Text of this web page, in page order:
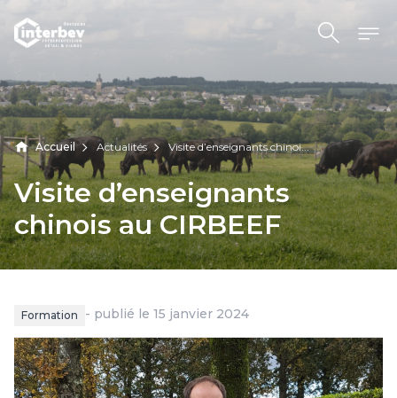
Aller au contenu
Accueil Actualités Visite d’enseignants chinoi...
Visite d’enseignants
chinois au CIRBEEF
Formation - publié le 15 janvier 2024